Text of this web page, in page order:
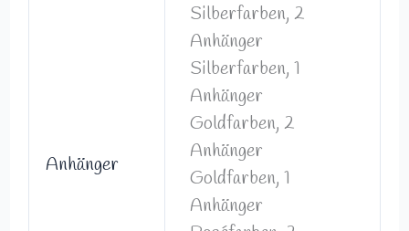
Anhänger
Silberfarben, 2
Anhänger
Silberfarben, 1
Anhänger
Goldfarben, 2
Anhänger
Goldfarben, 1
Anhänger